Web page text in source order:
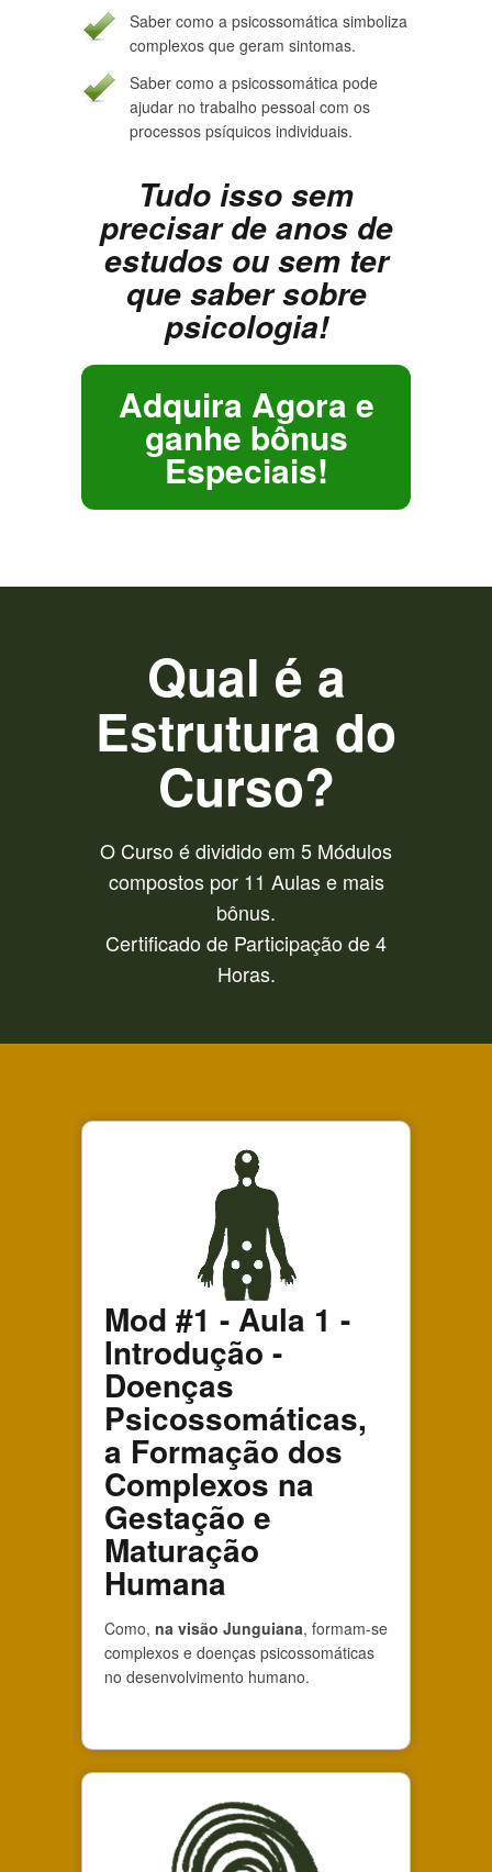
Saber como a psicossomática simboliza
complexos que geram sintomas.
Saber como a psicossomática pode
ajudar no trabalho pessoal com os
processos psíquicos individuais.
Tudo isso sem
precisar de anos de
estudos ou sem ter
que saber sobre
psicologia!
Adquira Agora e
ganhe bônus
Especiais!
Qual é a
Estrutura do
Curso?
O Curso é dividido em 5 Módulos
compostos por 11 Aulas e mais
bônus.
Certificado de Participação de 4
Horas.
Mod #1 - Aula 1 -
Introdução -
Doenças
Psicossomáticas,
a Formação dos
Complexos na
Gestação e
Maturação
Humana
Como, na visão Junguiana, formam-se
complexos e doenças psicossomáticas
no desenvolvimento humano.